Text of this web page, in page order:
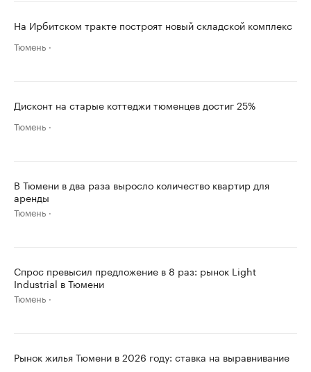
На Ирбитском тракте построят новый складской комплекс
Тюмень
Дисконт на старые коттеджи тюменцев достиг 25%
Тюмень
В Тюмени в два раза выросло количество квартир для
аренды
Тюмень
Спрос превысил предложение в 8 раз: рынок Light
Industrial в Тюмени
Тюмень
Рынок жилья Тюмени в 2026 году: ставка на выравнивание